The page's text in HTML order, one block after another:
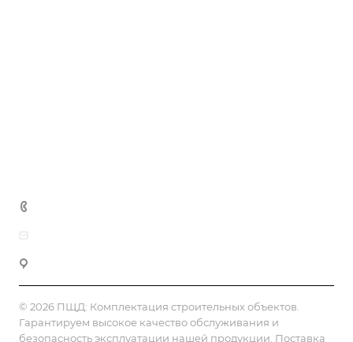
© 2026 ПЩД: Комплектация строительных объектов
Гарантируем высокое качество обслуживания и
безопасность эксплуатации нашей продукции. Поставка